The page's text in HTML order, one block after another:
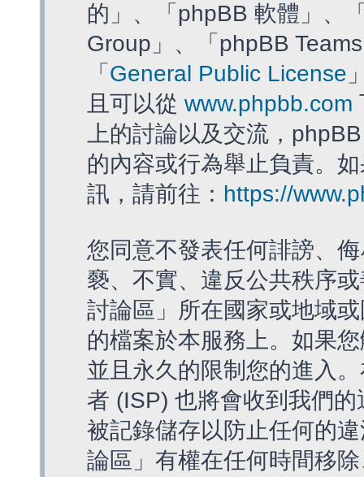
的」、「phpBB 軟體」、
Group」、「phpBB
「 General Public License
且可以從 www.phpbb.com
上的討論以及交流，
的內容或行為舉止負責。
訊，請前往： https://
您同意不發表任何誹謗、
褻、不實、違反公共秩序
討論區」所在國家或地域
的檔案於本服務上。如果
並且永久的限制您的進入
者 (ISP) 也將會收到我們
被記錄儲存以防止任何的
論區」有權在任何時間移